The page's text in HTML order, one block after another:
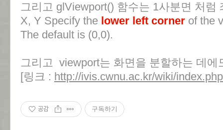
그리고 glViewport() 함수는 1사분면 처럼
X, Y Specify the lower left corner of the
The default is (0,0).
그리고 viewport는 화면을 분할하는 데에
[링크 : http://ivis.cwnu.ac.kr/wiki/
공감 구독하기